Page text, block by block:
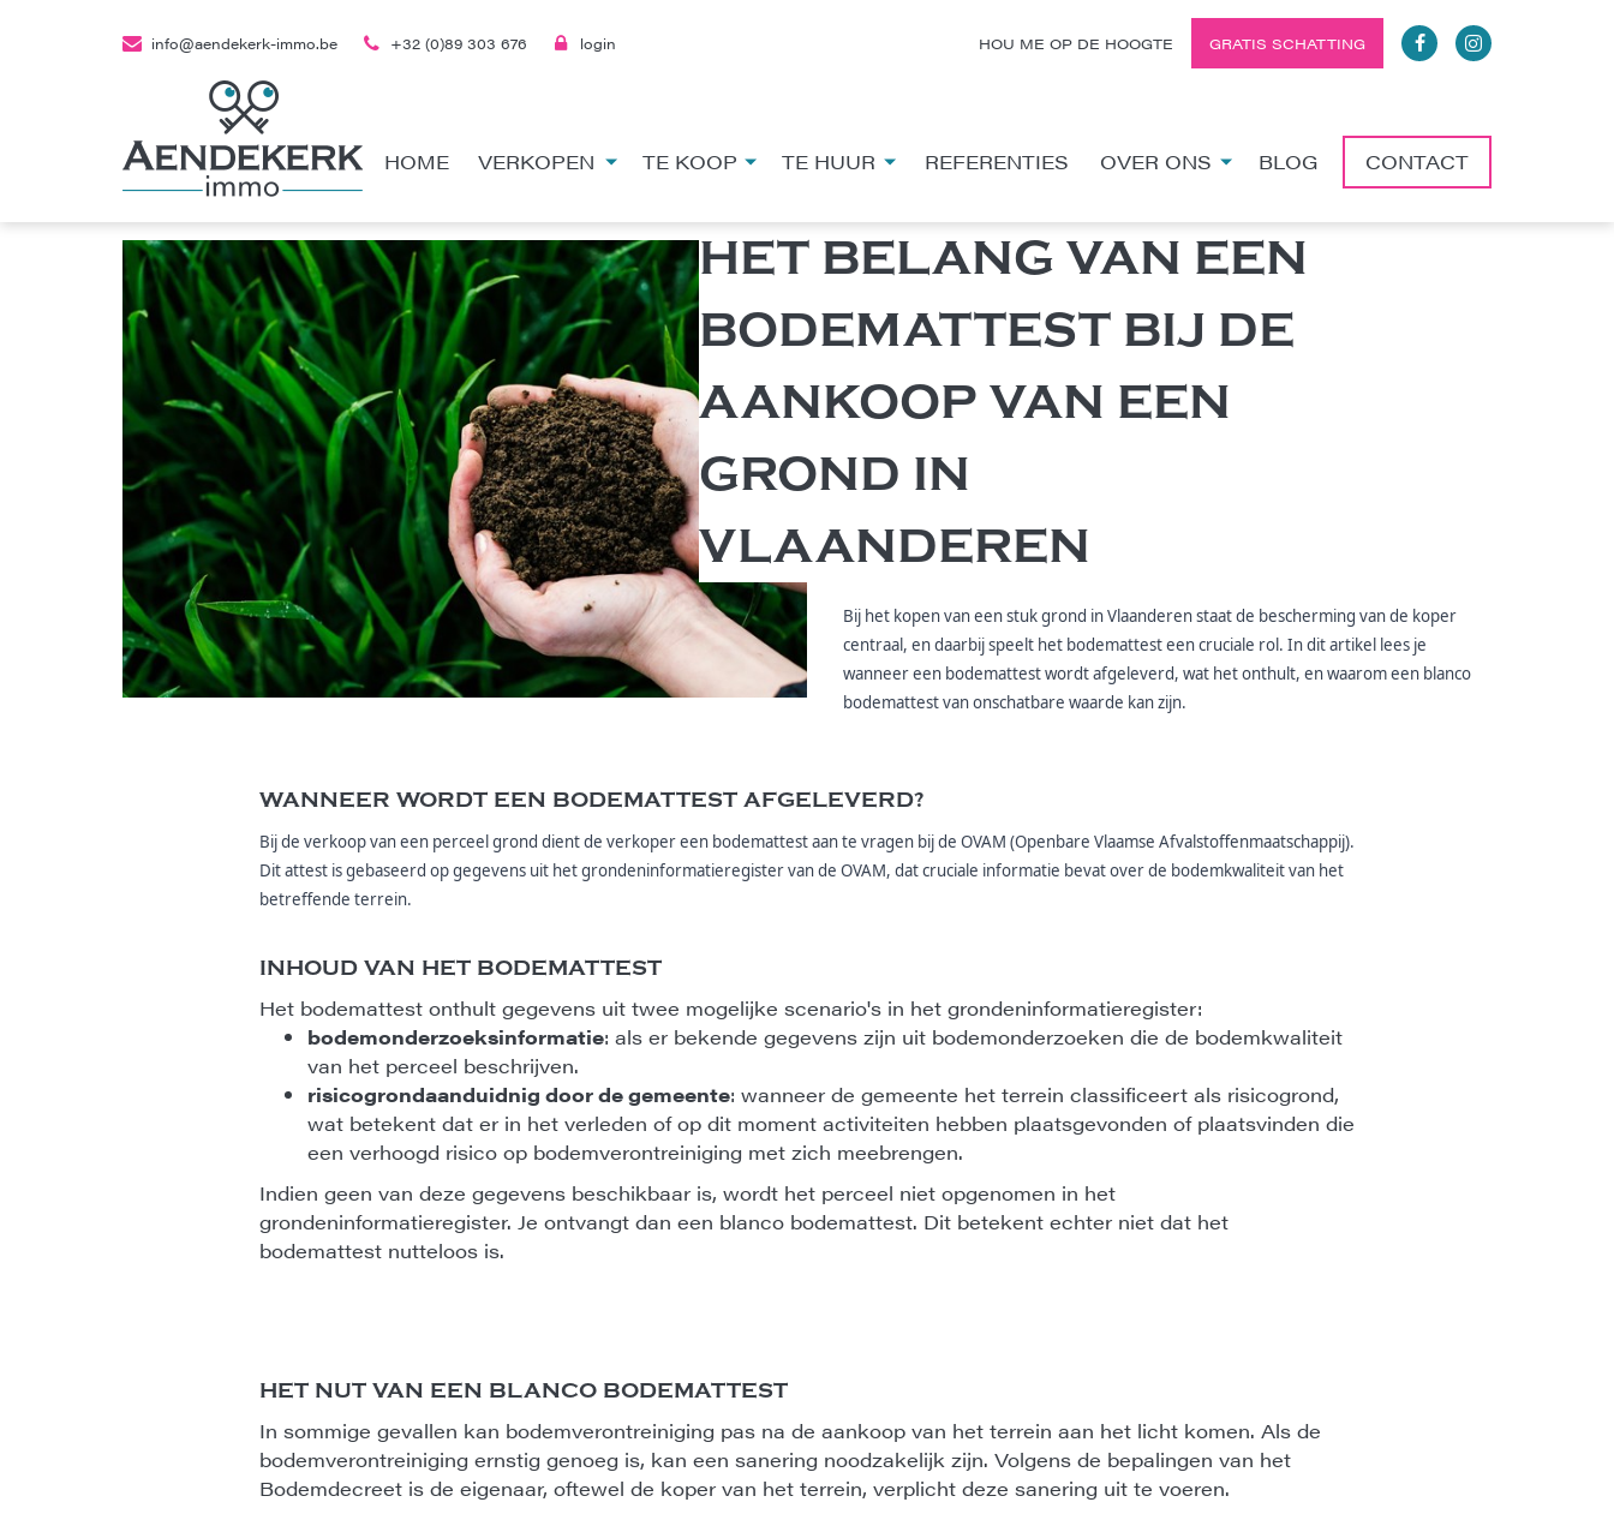
HOME VERKOPEN TE KOOP TE HUUR REFERENTIES OVER ONS BLOG CONTACT
info@aendekerk-immo.be +32 (0)89 303 676 login HOU ME OP DE HOOGTE GRATIS SCHATTING
HET BELANG VAN EEN
BODEMATTEST BIJ DE
AANKOOP VAN EEN
GROND IN
VLAANDEREN
Bij het kopen van een stuk grond in Vlaanderen staat de bescherming van de koper
centraal, en daarbij speelt het bodemattest een cruciale rol. In dit artikel lees je
wanneer een bodemattest wordt afgeleverd, wat het onthult, en waarom een blanco
bodemattest van onschatbare waarde kan zijn.
WANNEER WORDT EEN BODEMATTEST AFGELEVERD?
Bij de verkoop van een perceel grond dient de verkoper een bodemattest aan te vragen bij de OVAM (Openbare Vlaamse Afvalstoffenmaatschappij).
Dit attest is gebaseerd op gegevens uit het grondeninformatieregister van de OVAM, dat cruciale informatie bevat over de bodemkwaliteit van het
betreffende terrein.
INHOUD VAN HET BODEMATTEST
Het bodemattest onthult gegevens uit twee mogelijke scenario's in het grondeninformatieregister:
bodemonderzoeksinformatie: als er bekende gegevens zijn uit bodemonderzoeken die de bodemkwaliteit
van het perceel beschrijven.
risicogrondaanduidnig door de gemeente: wanneer de gemeente het terrein classificeert als risicogrond,
wat betekent dat er in het verleden of op dit moment activiteiten hebben plaatsgevonden of plaatsvinden die
een verhoogd risico op bodemverontreiniging met zich meebrengen.
Indien geen van deze gegevens beschikbaar is, wordt het perceel niet opgenomen in het
grondeninformatieregister. Je ontvangt dan een blanco bodemattest. Dit betekent echter niet dat het
bodemattest nutteloos is.
HET NUT VAN EEN BLANCO BODEMATTEST
In sommige gevallen kan bodemverontreiniging pas na de aankoop van het terrein aan het licht komen. Als de
bodemverontreiniging ernstig genoeg is, kan een sanering noodzakelijk zijn. Volgens de bepalingen van het
Bodemdecreet is de eigenaar, oftewel de koper van het terrein, verplicht deze sanering uit te voeren.